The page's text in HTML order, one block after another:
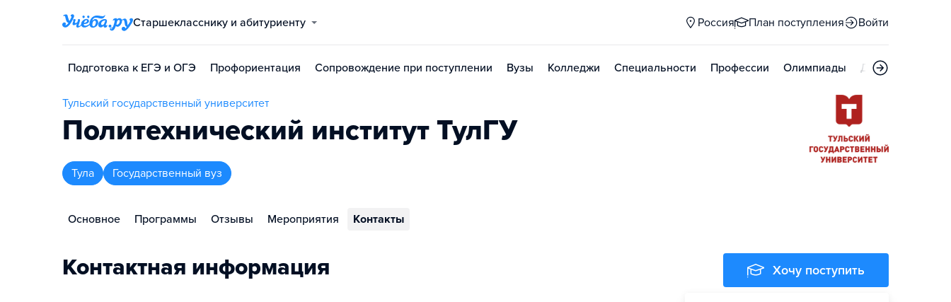
Старшекласснику и абитуриенту Россия План поступления Войти
Подготовка к ЕГЭ и ОГЭ Профориентация Сопровождение при поступлении Вузы Колледжи Специальности Профессии Олимпиады Дни открытых
Тульский государственный университет
Политехнический институт ТулГУ
Тула Государственный вуз
Основное Программы Отзывы Мероприятия Контакты
Контактная информация Хочу поступить